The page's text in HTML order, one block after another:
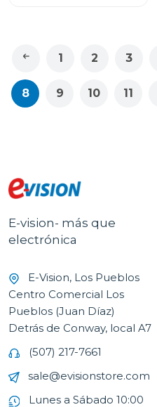
1 2 3
8 9 10 11
E-vision- más que
electrónica
E-Vision, Los Pueblos
Centro Comercial Los
Pueblos (Juan Díaz)
Detrás de Conway, local A7
(507) 217-7661
sale@evisionstore.com
Lunes a Sábado 10:00